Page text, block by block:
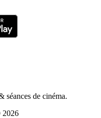
séances de cinéma.
2026